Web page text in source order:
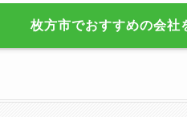
枚方市でおすすめの会社